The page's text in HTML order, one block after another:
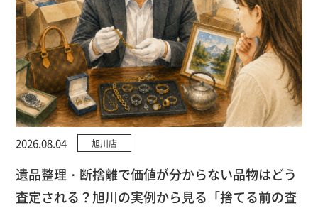
2026.08.04 旭川店
遺品整理・断捨離で価値が分からない品物はどう
査定される？旭川の実例から見る「捨てる前の査